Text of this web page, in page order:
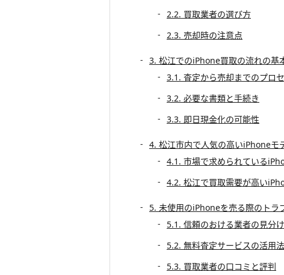
2.2. 買取業者の選び方
2.3. 売却時の注意点
3. 松江でのiPhone買取の流れの基
3.1. 査定から売却までのプロ
3.2. 必要な書類と手続き
3.3. 即日現金化の可能性
4. 松江市内で人気の高いiPhoneモ
4.1. 市場で求められている
4.2. 松江で買取需要が高い
5. 未使用のiPhoneを売る際のトラ
5.1. 信頼のおける業者の見分
5.2. 無料査定サービスの活用法
5.3. 買取業者の口コミと評判